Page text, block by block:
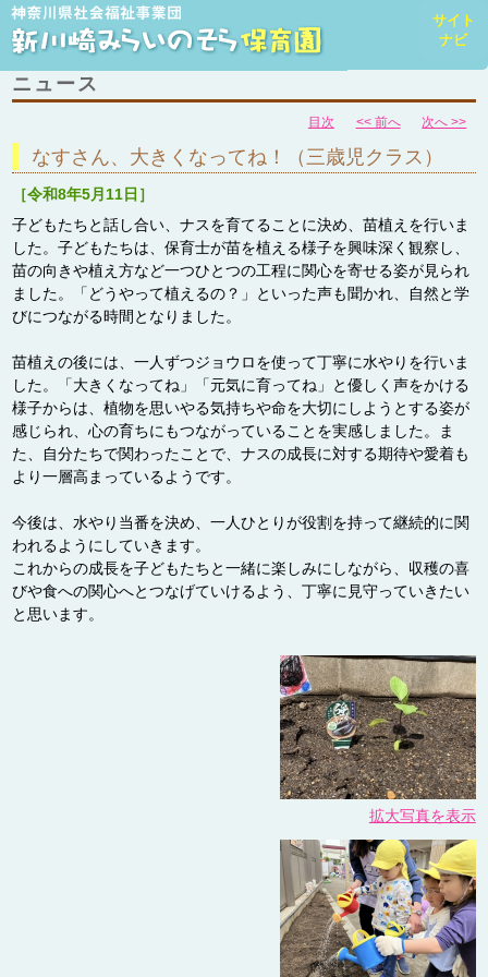
サイト
ナビ
ニュース
目次 << 前へ 次へ >>
なすさん、大きくなってね！（三歳児クラス）
［令和8年5月11日］
子どもたちと話し合い、ナスを育てることに決め、苗植えを行いま
した。子どもたちは、保育士が苗を植える様子を興味深く観察し、
苗の向きや植え方など一つひとつの工程に関心を寄せる姿が見られ
ました。「どうやって植えるの？」といった声も聞かれ、自然と学
びにつながる時間となりました。
苗植えの後には、一人ずつジョウロを使って丁寧に水やりを行いま
した。「大きくなってね」「元気に育ってね」と優しく声をかける
様子からは、植物を思いやる気持ちや命を大切にしようとする姿が
感じられ、心の育ちにもつながっていることを実感しました。ま
た、自分たちで関わったことで、ナスの成長に対する期待や愛着も
より一層高まっているようです。
今後は、水やり当番を決め、一人ひとりが役割を持って継続的に関
われるようにしていきます。
これからの成長を子どもたちと一緒に楽しみにしながら、収穫の喜
びや食への関心へとつなげていけるよう、丁寧に見守っていきたい
と思います。
拡大写真を表示